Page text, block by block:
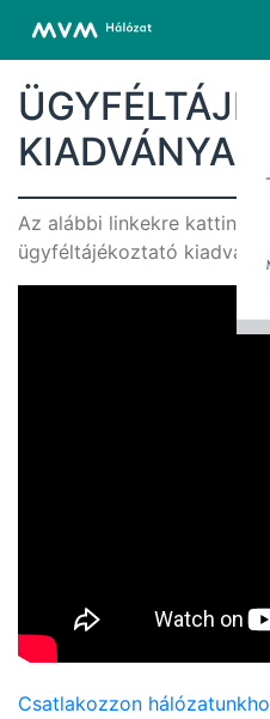
Az alábbi linkekre kattintva
ügyféltájékoztató
Csatlakozzon